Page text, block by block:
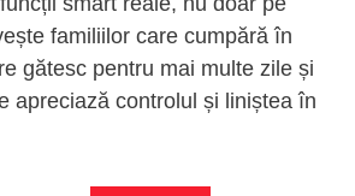
familiilor care cumpără în
gătesc pentru mai multe zile și
apreciază controlul și liniștea în